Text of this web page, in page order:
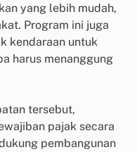
yang lebih mudah,
Program ini juga
kendaraan untuk
harus menanggung
tersebut,
pajak secara
pembangunan